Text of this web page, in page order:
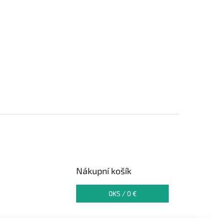
Nákupní košík
0KS / 0 €